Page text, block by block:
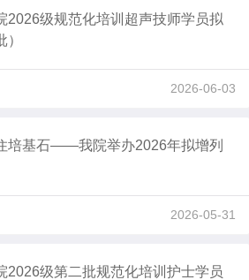
2026级规范化培训超声技师学员拟
2026-06-03
培基石——我院举办2026年拟增列
2026-05-31
2026级第二批规范化培训护士学员